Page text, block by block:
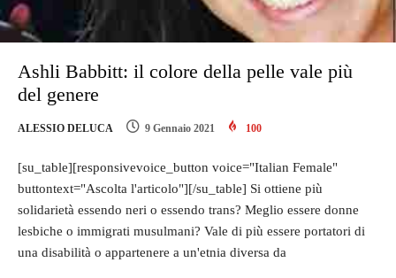
Ashli Babbitt: il colore della pelle vale più
del genere
ALESSIO DELUCA 9 Gennaio 2021 100
[su_table][responsivevoice_button voice="Italian Female"
buttontext="Ascolta l'articolo"][/su_table] Si ottiene più
solidarietà essendo neri o essendo trans? Meglio essere donne
lesbiche o immigrati musulmani? Vale di più essere portatori di
una disabilità o appartenere a un'etnia diversa da